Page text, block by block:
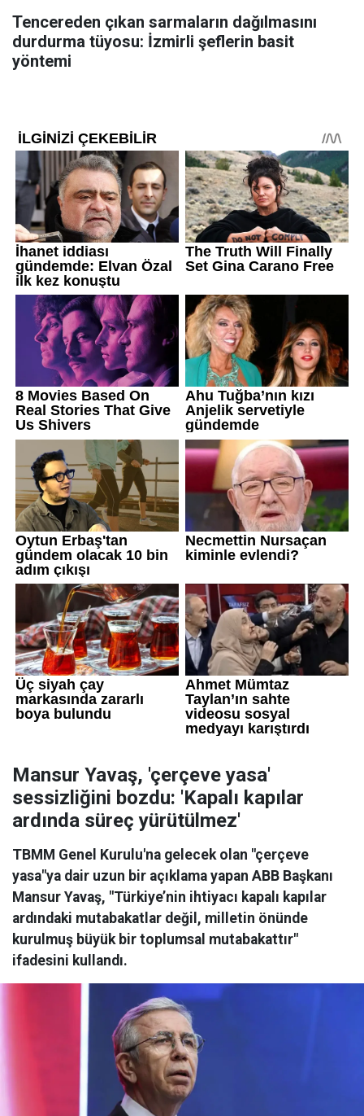
Tencereden çıkan sarmaların dağılmasını
durdurma tüyosu: İzmirli şeflerin basit
yöntemi
Mansur Yavaş, 'çerçeve yasa'
sessizliğini bozdu: 'Kapalı kapılar
ardında süreç yürütülmez'
TBMM Genel Kurulu'na gelecek olan "çerçeve
yasa"ya dair uzun bir açıklama yapan ABB Başkanı
Mansur Yavaş, "Türkiye’nin ihtiyacı kapalı kapılar
ardındaki mutabakatlar değil, milletin önünde
kurulmuş büyük bir toplumsal mutabakattır"
ifadesini kullandı.